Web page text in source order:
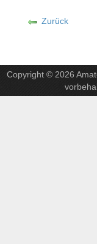
Zurück
Copyright © 2026